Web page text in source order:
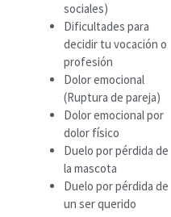
sociales)
Dificultades para
decidir tu vocación o
profesión
Dolor emocional
(Ruptura de pareja)
Dolor emocional por
dolor físico
Duelo por pérdida de
la mascota
Duelo por pérdida de
un ser querido